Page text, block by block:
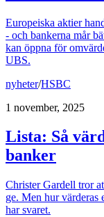
Europeiska aktier
- och bankerna mår
kan öppna för
UBS.
nyheter/HSBC
1 november, 2025
Lista: Så
banker
Christer Gardell tror
ge. Men hur värderas
har svaret.